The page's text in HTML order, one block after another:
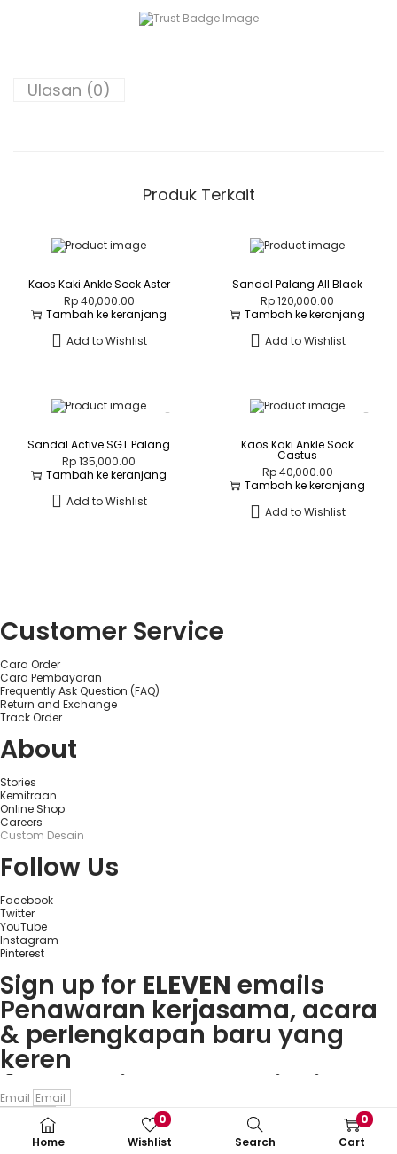
l
a
Ulasan (0)
Produk Terkait
Kaos Kaki Ankle Sock Aster
Rp40,000.00
Tambah ke keranjang
Add to Wishlist
Sandal Palang All Black
Rp120,000.00
Tambah ke keranjang
Add to Wishlist
Sandal Active SGT Palang
Rp135,000.00
Tambah ke keranjang
Add to Wishlist
Kaos Kaki Ankle Sock
Castus
Rp40,000.00
Tambah ke keranjang
Add to Wishlist
Home
0
Wishlist
Search
0
Cart
Customer Service
Cara Order
Cara Pembayaran
Frequently Ask Question (FAQ)
Return and Exchange
Track Order
About
Stories
Kemitraan
Online Shop
Careers
Custom Desain
Follow Us
Facebook
Twitter
YouTube
Instagram
Pinterest
Sign up for ELEVEN emails
Penawaran kerjasama, acara
& perlengkapan baru yang
keren
Rasakan keseruan plinko slot
dan menangkan hadiah nyata
langsung dari ponsel Anda.
Mainkan 1win dan nikmati
berbagai bonus menarik dan
game populer.
Če obožujete vznemirjenje
igralnic, je Plinko pravo mesto.
Uživajte v igrah in unovčite
Visita
muy sencillo y divertido!
Email
Subscribe
Copyright 2022 © All rights Reserved.